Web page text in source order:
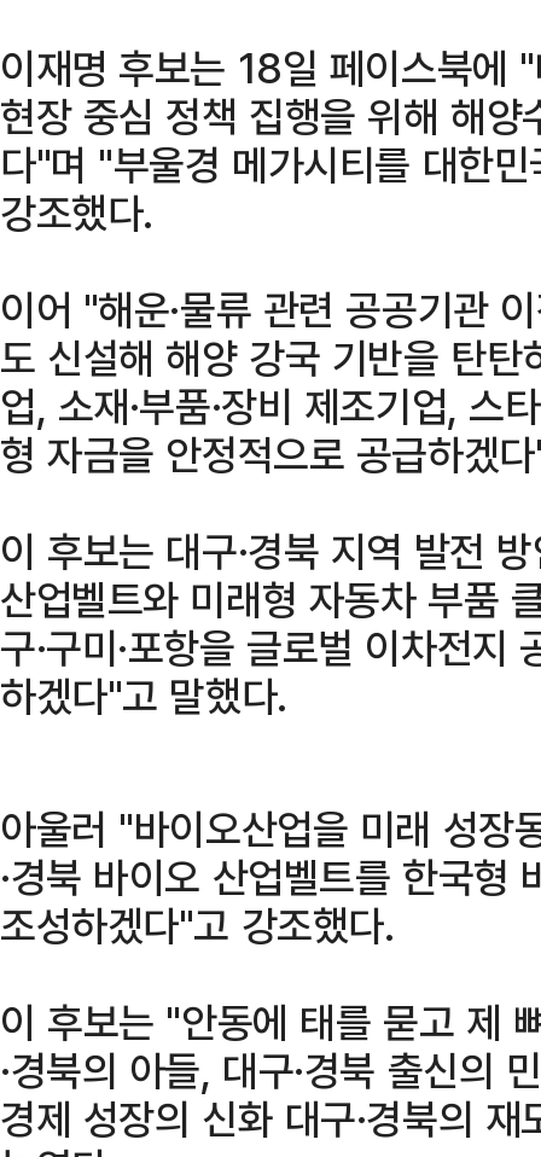
이재명 후보는 18일 페이스북에
현장 중심 정책 집행을 위해 해
다"며 "부울경 메가시티를 대한
강조했다.
이어 "해운·물류 관련 공공기관
도 신설해 해양 강국 기반을 탄
업, 소재·부품·장비 제조기업, 스
형 자금을 안정적으로 공급하겠
이 후보는 대구·경북 지역 발전
산업벨트와 미래형 자동차 부품
구·구미·포항을 글로벌 이차전
하겠다"고 말했다.
아울러 "바이오산업을 미래 성장
·경북 바이오 산업벨트를 한국형
조성하겠다"고 강조했다.
이 후보는 "안동에 태를 묻고 제
·경북의 아들, 대구·경북 출신의
경제 성장의 신화 대구·경북의